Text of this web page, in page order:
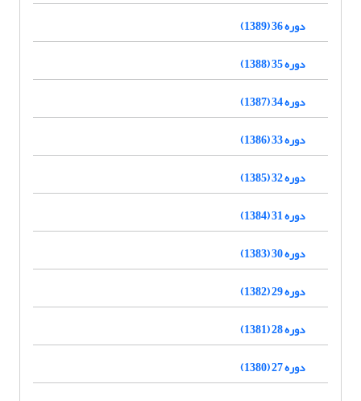
دوره 36 (1389)
دوره 35 (1388)
دوره 34 (1387)
دوره 33 (1386)
دوره 32 (1385)
دوره 31 (1384)
دوره 30 (1383)
دوره 29 (1382)
دوره 28 (1381)
دوره 27 (1380)